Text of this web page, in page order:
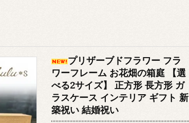
プリザーブドフラワー フラ
ワーフレーム お花畑の箱庭 【選
べる2サイズ】 正方形 長方形 ガ
ラスケース インテリア ギフト 新
築祝い 結婚祝い